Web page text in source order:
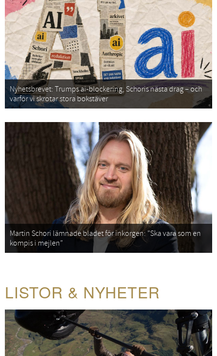
Nyhetsbrevet: Trumps ai-blockering, Schoris nästa drag – och
varför vi skrotar stora bokstäver
Martin Schori lämnade bladet för inkorgen: ”Ska vara som en
kompis i mejlen”
LISTOR & NYHETER